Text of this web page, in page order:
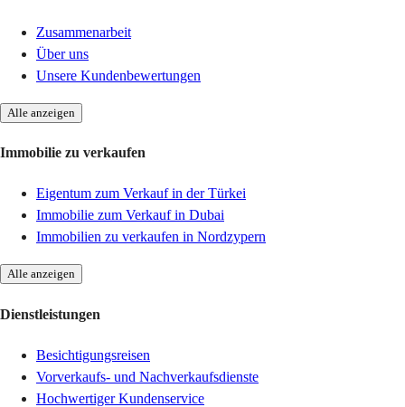
Zusammenarbeit
Über uns
Unsere Kundenbewertungen
Alle anzeigen
Immobilie zu verkaufen
Eigentum zum Verkauf in der Türkei
Immobilie zum Verkauf in Dubai
Immobilien zu verkaufen in Nordzypern
Alle anzeigen
Dienstleistungen
Besichtigungsreisen
Vorverkaufs- und Nachverkaufsdienste
Hochwertiger Kundenservice